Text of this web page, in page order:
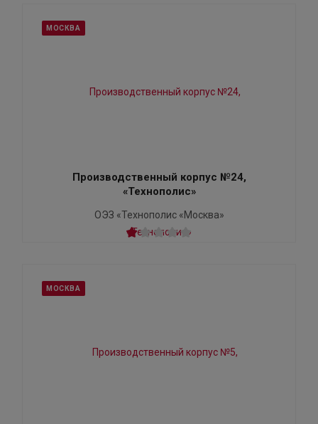
МОСКВА
Производственный корпус №24,
«Технополис»​
ОЭЗ «Технополис «Москва»
МОСКВА